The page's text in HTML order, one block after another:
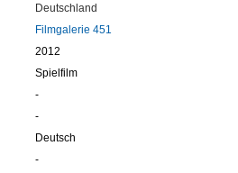
Deutschland
Filmgalerie 451
2012
Spielfilm
-
-
Deutsch
-